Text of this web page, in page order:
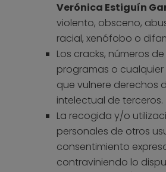
Verónica Estiguín
violento, obsceno,
racial, xenófobo o
Los cracks, números
programas o
que vulnere derechos
intelectual de terceros.
La recogida y/o
personales de otros
consentimiento
contraviniendo lo